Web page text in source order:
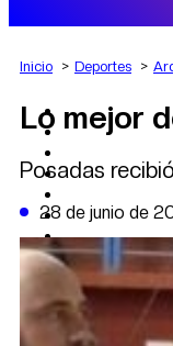
AGRO
DEPORTES
POLÍTICA
DATA FIRME
DE LA
Inicio Deportes
Lo mejor
Posadas
28 de junio de